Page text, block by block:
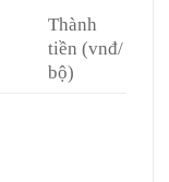
Thành
tiền (vnđ/
bộ)